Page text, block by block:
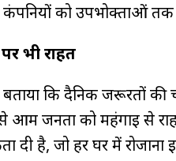
कंपनियों को उपभोक्ताओं तक
भी राहत
कि दैनिक जरूरतों की
आम जनता को महंगाई से
दी है, जो हर घर में रोजाना